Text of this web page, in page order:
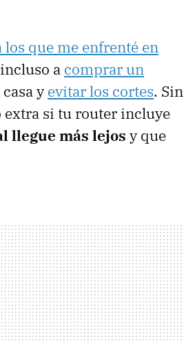
que me enfrenté en
a comprar un
casa yevitar los cortes. Sin
extra si tu router incluye
llegue más lejos y que